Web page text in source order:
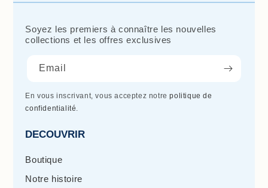
Soyez les premiers à connaître les nouvelles
collections et les offres exclusives
Email
En vous inscrivant, vous acceptez notrepolitique de
confidentialité.
DECOUVRIR
Boutique
Notre histoire